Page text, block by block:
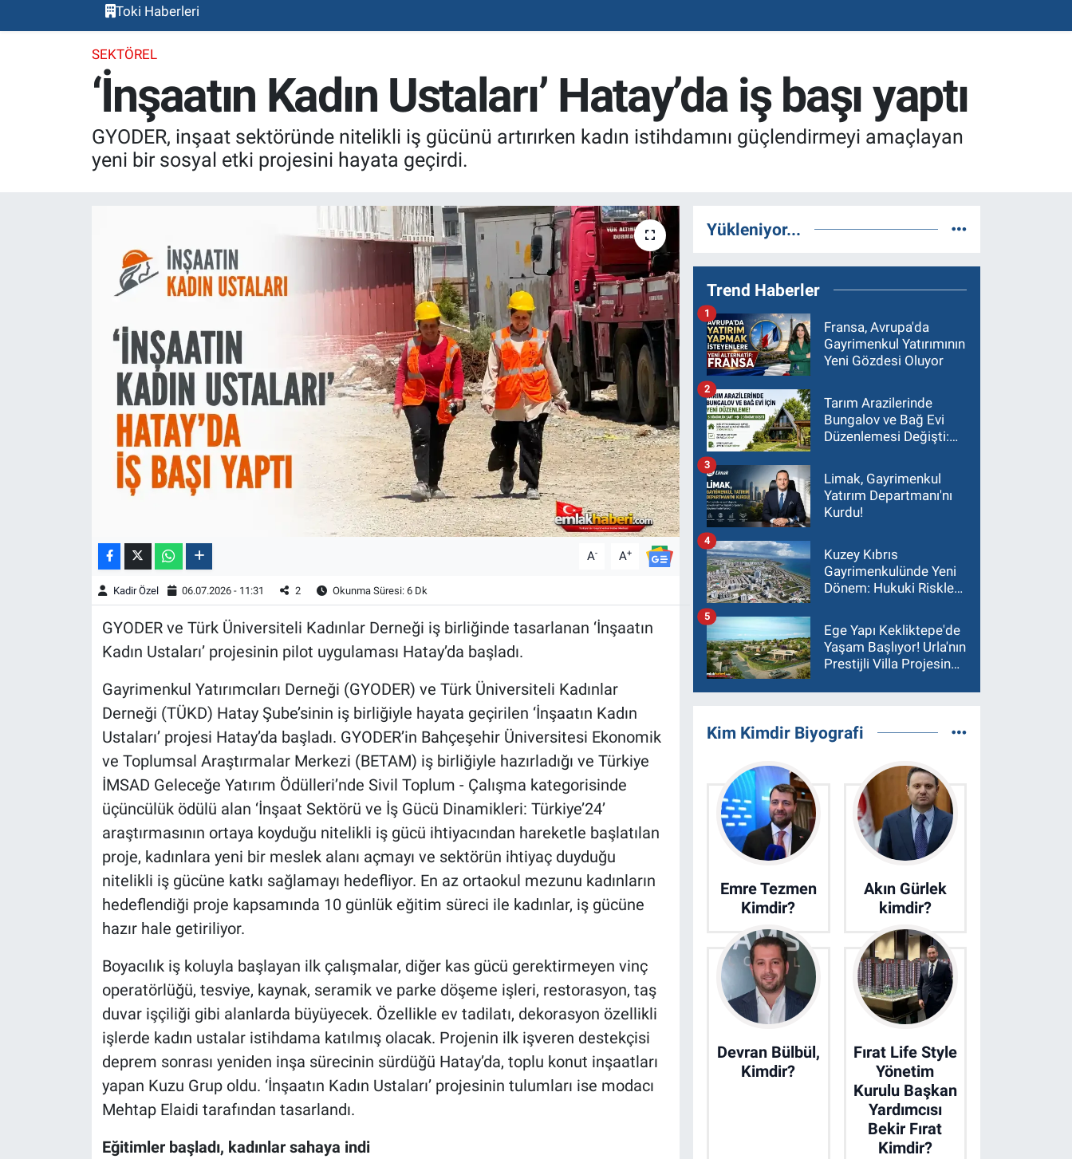
Toki Haberleri
SEKTÖREL
‘İnşaatın Kadın Ustaları’ Hatay’da iş başı yaptı
GYODER, inşaat sektöründe nitelikli iş gücünü artırırken kadın istihdamını güçlendirmeyi amaçlayan
yeni bir sosyal etki projesini hayata geçirdi.
A- A+
Kadir Özel 06.07.2026 - 11:31 2 Okunma Süresi: 6 Dk
GYODER ve Türk Üniversiteli Kadınlar Derneği iş birliğinde tasarlanan ‘İnşaatın
Kadın Ustaları’ projesinin pilot uygulaması Hatay’da başladı.
Gayrimenkul Yatırımcıları Derneği (GYODER) ve Türk Üniversiteli Kadınlar
Derneği (TÜKD) Hatay Şube’sinin iş birliğiyle hayata geçirilen ‘İnşaatın Kadın
Ustaları’ projesi Hatay’da başladı. GYODER’in Bahçeşehir Üniversitesi Ekonomik
ve Toplumsal Araştırmalar Merkezi (BETAM) iş birliğiyle hazırladığı ve Türkiye
İMSAD Geleceğe Yatırım Ödülleri’nde Sivil Toplum - Çalışma kategorisinde
üçüncülük ödülü alan ‘İnşaat Sektörü ve İş Gücü Dinamikleri: Türkiye’24’
araştırmasının ortaya koyduğu nitelikli iş gücü ihtiyacından hareketle başlatılan
proje, kadınlara yeni bir meslek alanı açmayı ve sektörün ihtiyaç duyduğu
nitelikli iş gücüne katkı sağlamayı hedefliyor. En az ortaokul mezunu kadınların
hedeflendiği proje kapsamında 10 günlük eğitim süreci ile kadınlar, iş gücüne
hazır hale getiriliyor.
Boyacılık iş koluyla başlayan ilk çalışmalar, diğer kas gücü gerektirmeyen vinç
operatörlüğü, tesviye, kaynak, seramik ve parke döşeme işleri, restorasyon, taş
duvar işçiliği gibi alanlarda büyüyecek. Özellikle ev tadilatı, dekorasyon özellikli
işlerde kadın ustalar istihdama katılmış olacak. Projenin ilk işveren destekçisi
deprem sonrası yeniden inşa sürecinin sürdüğü Hatay’da, toplu konut inşaatları
yapan Kuzu Grup oldu. ‘İnşaatın Kadın Ustaları’ projesinin tulumları ise modacı
Mehtap Elaidi tarafından tasarlandı.
Eğitimler başladı, kadınlar sahaya indi
Yükleniyor...
Trend Haberler
Fransa, Avrupa'da
Gayrimenkul Yatırımının
Yeni Gözdesi Oluyor
1
Tarım Arazilerinde
Bungalov ve Bağ Evi
Düzenlemesi Değişti:
Dönüme İndirildi
2
Limak, Gayrimenkul
Yatırım Departmanı'nı
Kurdu!
3
Kuzey Kıbrıs
Gayrimenkulünde Yeni
Dönem: Hukuki Riskler
Değiştiriyor
4
Ege Yapı Kekliktepe'de
Yaşam Başlıyor! Urla'nın
Prestijli Villa Projesinde
5
Kim Kimdir Biyografi
Emre Tezmen
Kimdir?
Akın Gürlek
kimdir?
Devran Bülbül,
Kimdir?
Fırat Life Style
Yönetim
Kurulu Başkan
Yardımcısı
Bekir Fırat
Kimdir?